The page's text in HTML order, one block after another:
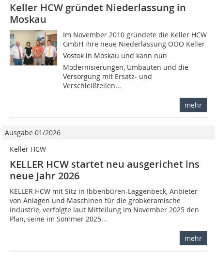
Keller HCW gründet Niederlassung in
Moskau
Im November 2010 gründete die Keller HCW
GmbH ihre neue Niederlassung OOO Keller
Vostok in Moskau und kann nun
Modernisierungen, Umbauten und die
Versorgung mit Ersatz- und
Verschleißteilen...
mehr
Ausgabe 01/2026
Keller HCW
KELLER HCW startet neu ausgerichet ins
neue Jahr 2026
KELLER HCW mit Sitz in Ibbenbüren-Laggenbeck, Anbieter
von Anlagen und Maschinen für die grobkeramische
Industrie, verfolgte laut Mitteilung im November 2025 den
Plan, seine im Sommer 2025...
mehr